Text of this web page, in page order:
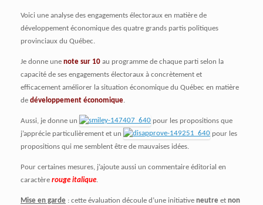
Voici une analyse des engagements électoraux en matière de
développement économique des quatre grands partis politiques
provinciaux du Québec.
Je donne une note sur 10 au programme de chaque parti selon la
capacité de ses engagements électoraux à concrètement et
efficacement améliorer la situation économique du Québec en matière
de développement économique
Aussi, je donne un
pour les propositions que
j’apprécie particulièrement et un
pour les
propositions qui me semblent être de mauvaises idées.
Pour certaines mesures, j’ajoute aussi un commentaire éditorial en
caractère rouge italique
Mise en garde : cette évaluation découle d’une initiative neutre et non